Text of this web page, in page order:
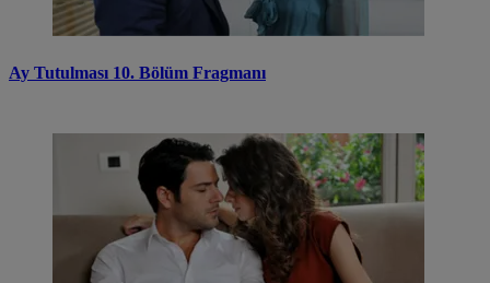
Ay Tutulması 10. Bölüm Fragmanı